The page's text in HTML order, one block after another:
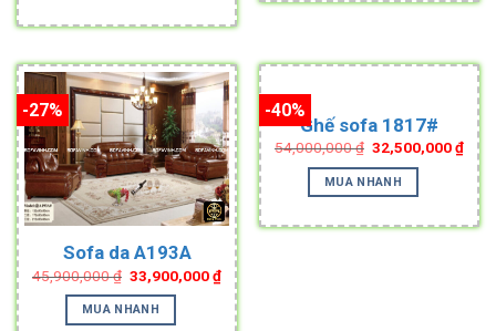
-27%
Sofa da A193A
45,900,000₫ Original
price
was:
45,900,000 ₫.
33,900,000₫Current
price
is:
33,900,000 ₫.
MUA NHANH
-40%
Ghế sofa 1817#
54,000,000₫ Original
price
was:
54,000,000 ₫.
32,500,000₫
price
is:
MUA NHANH